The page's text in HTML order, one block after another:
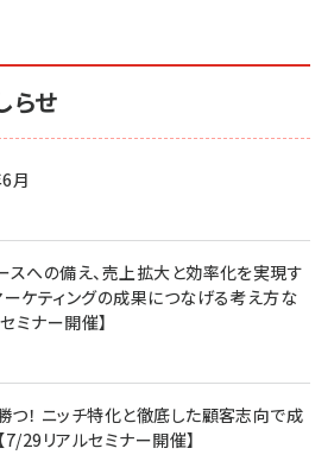
らせ
月
スへの備え、売上拡大と効率化を実現す
ーケティングの成果につなげる考え方な
ミナー開催】
！ ニッチ特化と徹底した顧客志向で成
29リアルセミナー開催】